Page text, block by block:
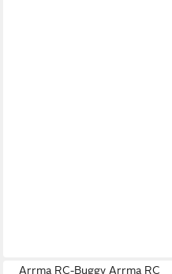
Arrma RC-Buggy Arrma RC